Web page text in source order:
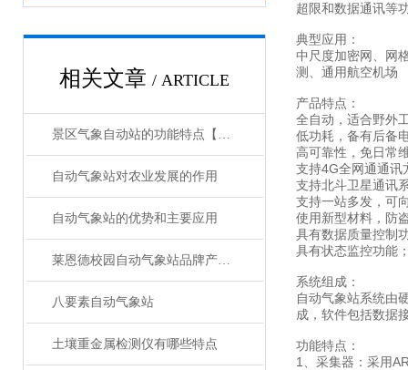
相关文章 / ARTICLE
景区气象自动站的功能特点【莱恩德】
自动气象站对农业发展的作用
自动气象站的优势和主要应用
莱恩德校园自动气象站品牌产品介绍
八要素自动气象站
土壤重金属检测仪有哪些特点
超限和数据通讯等
典型应用：
中尺度加密网、网
测、通用航空机场
产品特点：
全自动，适合野外
低功耗，备有后备
高可靠性，免日常
支持4G全网通通讯
支持北斗卫星通讯
支持一站多发，可
使用新型材料，防
具有数据质量控制
具有状态监控功能
系统组成：
自动气象站系统由
成，软件包括数据
功能特点：
1、采集器：采用